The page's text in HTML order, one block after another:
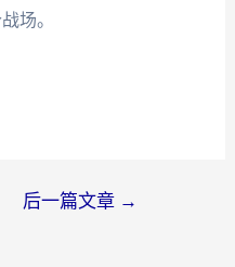
场。
后一篇文章 →